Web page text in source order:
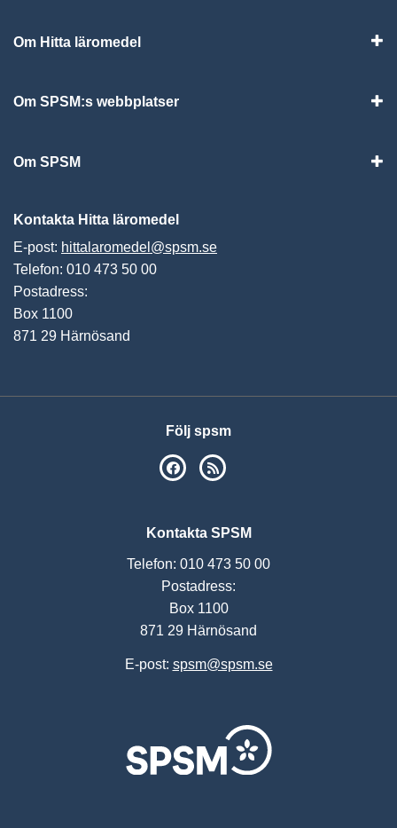
Om Hitta läromedel
Om SPSM:s webbplatser
Om SPSM
Kontakta Hitta läromedel
E-post: hittalaromedel@spsm.se
Telefon: 010 473 50 00
Postadress:
Box 1100
871 29 Härnösand
Följ spsm
SPSM på Facebook
Kontakta SPSM
Telefon: 010 473 50 00
Postadress:
Box 1100
871 29 Härnösand
E-post: spsm@spsm.se